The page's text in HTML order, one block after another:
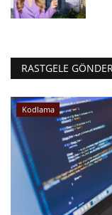
RASTGELE
Kodlama